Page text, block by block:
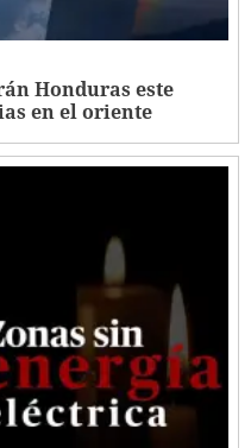
Honduras este
en el oriente